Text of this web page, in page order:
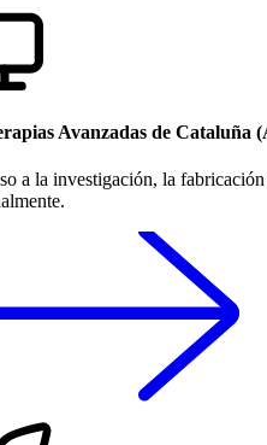
Avanzadas de Cataluña
a la investigación, la